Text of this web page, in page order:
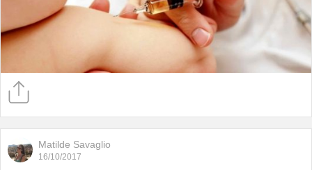
Matilde Savaglio
16/10/2017